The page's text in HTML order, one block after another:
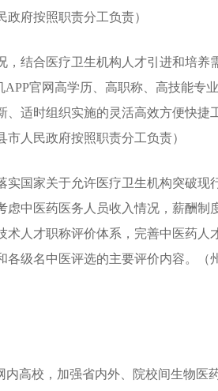
府按照职责分工负责）
，结合医疗卫生机构人才引进和培
官网高学历、高职称、高技能专
适时组织实施的灵活高效方便快捷
人民政府按照职责分工负责）
实国家关于允许医疗卫生机构突破
中医药医务人员收入情况，薪酬制
人才职称评价体系，完善中医药
级名中医评选的主要评价内容。
高校，加强省内外、院校间生物